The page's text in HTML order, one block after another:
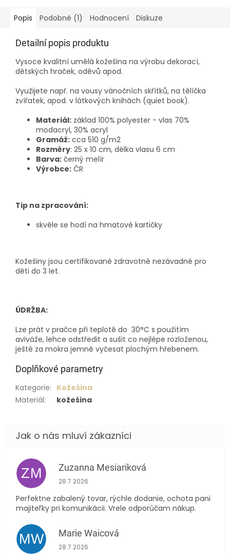
Popis Podobné (1) Hodnocení Diskuze
Detailní popis produktu
Vysoce kvalitní umělá kožešina na výrobu dekorací,
dětských hraček, oděvů apod.
Využijete např. na vousy vánočních skřítků, na tělíčka
zvířatek, apod. v látkových knihách (quiet book).
Materiál: základ 100% polyester - vlas 70%
modacryl, 30% acryl
Gramáž: cca 510 g/m2
Rozměry: 25 x 10 cm, délka vlasu 6 cm
Barva: černý melír
Výrobce: ČR
Tip na zpracování:
skvěle se hodí na hmatové kartičky
Kožešiny jsou certifikované zdravotně nezávadné pro
děti do 3 let.
ÚDRŽBA:
Lze prát v pračce při teplotě do 30°C s použitím
aviváže, lehce odstředit a sušit co nejlépe rozloženou,
ještě za mokra jemně vyčesat plochým hřebenem.
Doplňkové parametry
Kategorie: Kožešina
Materiál: kožešina
ZM Zuzanna Mesiariková
Hodnocení obchodu je 5 z 5 hvězdiček.
28.7.2026
Perfektne zabalený tovar, rýchle dodanie, ochota pani
majiteľky pri komunikácii. Vrele odporúčam nákup.
MW Marie Waicová
Hodnocení obchodu je 5 z 5 hvězdiček.
28.7.2026